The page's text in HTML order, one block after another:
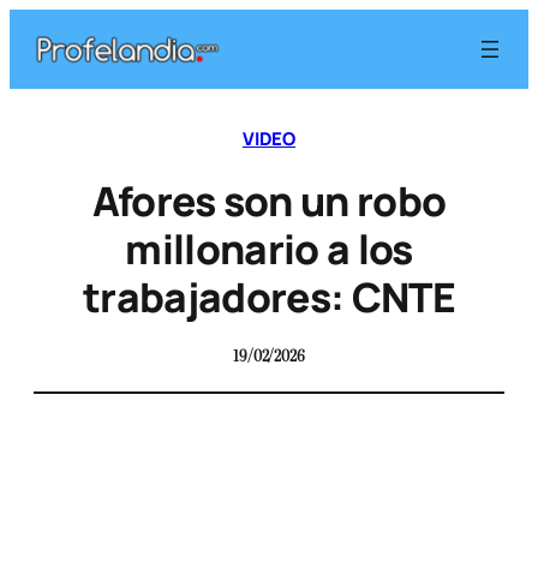
VIDEO
Afores son un robo
millonario a los
trabajadores: CNTE
19/02/2026